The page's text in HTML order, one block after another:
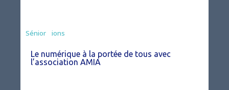
Associations
Sénior
Le numérique à la portée de tous avec
l’association AMIA